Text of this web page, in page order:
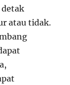
atau tidak.